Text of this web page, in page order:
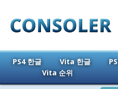
PS4 한글 Vita 한글
Vita 순위